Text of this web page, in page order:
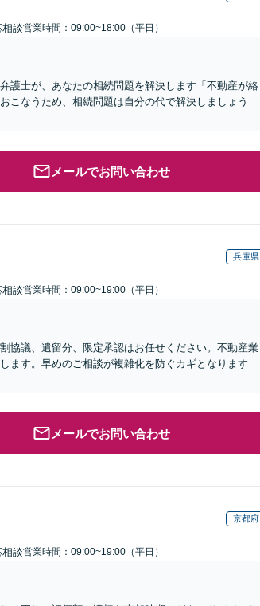
談営業時間：09:00~18:00（平日）
護士が、あなたの相続問題を解決します「不動産が絡
こなうため、相続問題は自分の代で解決しましょう
メールでお問い合わせ
兵庫県
談営業時間：09:00~19:00（平日）
協議、遺留分、限定承認はお任せください。不動産業
ます。早めのご相談が複雑化を防ぐカギとなります
メールでお問い合わせ
京都府
談営業時間：09:00~19:00（平日）